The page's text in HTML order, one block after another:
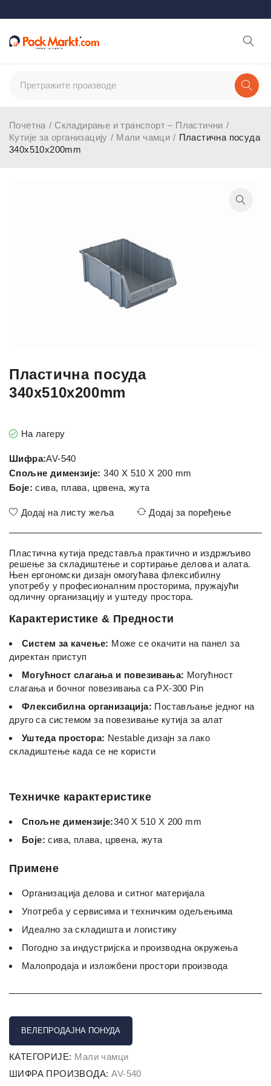
Почетна / Складирање и транспорт – Пластични /
Кутије за организацију / Мали чамци / Пластична посуда
340x510x200mm
Пластична посуда
340x510x200mm
На лагеру
Шифра:AV-540
Спољне димензије:340 X 510 X 200 mm
Боје:сива, плава, црвена, жута
Додај на листу жеља Додај за поређење
Пластична кутија представља практично и издржљиво
решење за складиштење и сортирање делова и алата.
Њен ергономски дизајн омогућава флексибилну
употребу у професионалним просторима, пружајући
одличну организацију и уштеду простора.
Карактеристике & Предности
Систем за качење: Може се окачити на панел за
директан приступ
Могућност слагања и повезивања: Могућност
слагања и бочног повезивања са PX-300 Pin
Флексибилна организација: Постављање једног на
друго са системом за повезивање кутија за алат
Уштеда простора: Nestable дизајн за лако
складиштење када се не користи
Техничке карактеристике
Спољне димензије:340 X 510 X 200 mm
Боје:сива, плава, црвена, жута
Примене
Организација делова и ситног материјала
Употреба у сервисима и техничким одељењима
Идеално за складишта и логистику
Погодно за индустријска и производна окружења
Малопродаја и изложбени простори производа
ВЕЛЕПРОДАЈНА ПОНУДА
КАТЕГОРИЈЕ: Мали чамци
ШИФРА ПРОИЗВОДА: AV-540